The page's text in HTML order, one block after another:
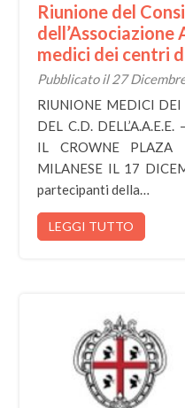
Riunione del
dell’Associazione
medici dei centri
Pubblicato il 27
RIUNIONE MEDICI
DEL C.D.
IL CROWNE PLAZA
MILANESE IL 17
partecipanti della…
LEGGI TUTTO